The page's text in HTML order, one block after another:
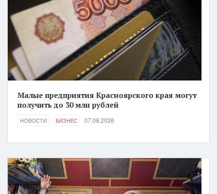
Малые предприятия Красноярского края могут
получить до 30 млн рублей
НОВОСТИ БИЗНЕС 07.08.2026